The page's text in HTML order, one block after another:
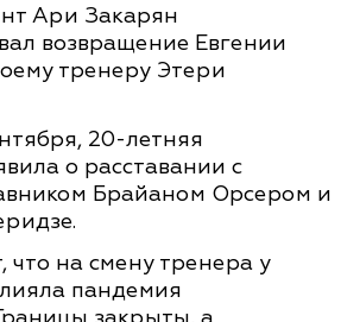
Ари Закарян
возвращение Евгении
тренеру Этери
20-летняя
о расставании с
Брайаном Орсером и
что на смену тренера у
пандемия